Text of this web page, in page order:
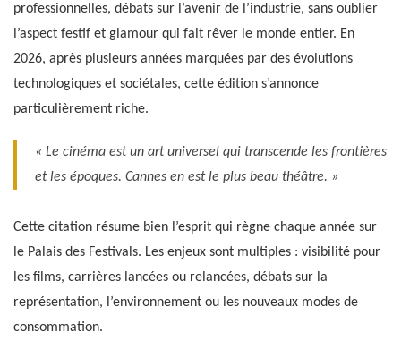
professionnelles, débats sur l’avenir de l’industrie, sans oublier
l’aspect festif et glamour qui fait rêver le monde entier. En
2026, après plusieurs années marquées par des évolutions
technologiques et sociétales, cette édition s’annonce
particulièrement riche.
« Le cinéma est un art universel qui transcende les frontières
et les époques. Cannes en est le plus beau théâtre. »
Cette citation résume bien l’esprit qui règne chaque année sur
le Palais des Festivals. Les enjeux sont multiples : visibilité pour
les films, carrières lancées ou relancées, débats sur la
représentation, l’environnement ou les nouveaux modes de
consommation.